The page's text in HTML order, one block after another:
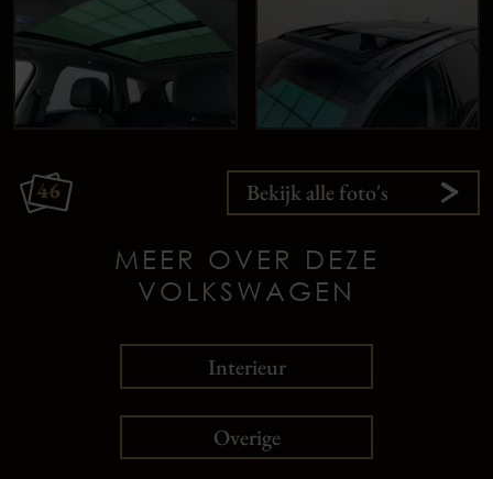
46 Bekijk alle foto's
MEER OVER DEZE
VOLKSWAGEN
Interieur
Overige